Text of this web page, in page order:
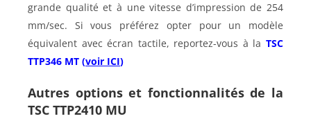
grande qualité et à une vitesse d’impression de 254
mm/sec. Si vous préférez opter pour un modèle
équivalent avec écran tactile, reportez-vous à la TSC
TTP346 MT (voir ICI)
Autres options et fonctionnalités de la
TSC TTP2410 MU